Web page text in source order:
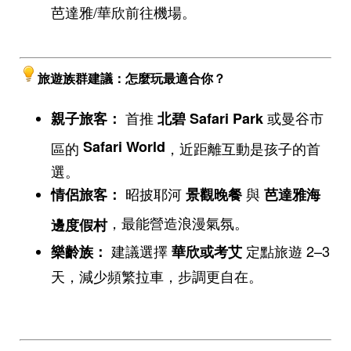
芭達雅/華欣前往機場。
旅遊族群建議：怎麼玩最適合你？
親子旅客： 首推 北碧 Safari Park或曼谷市
區的 Safari World ，近距離互動是孩子的首
選。
情侶旅客： 昭披耶河景觀晚餐與芭達雅海
邊度假村，最能營造浪漫氣氛。
樂齡族： 建議選擇華欣或考艾 定點旅遊 2–3
天，減少頻繁拉車，步調更自在。